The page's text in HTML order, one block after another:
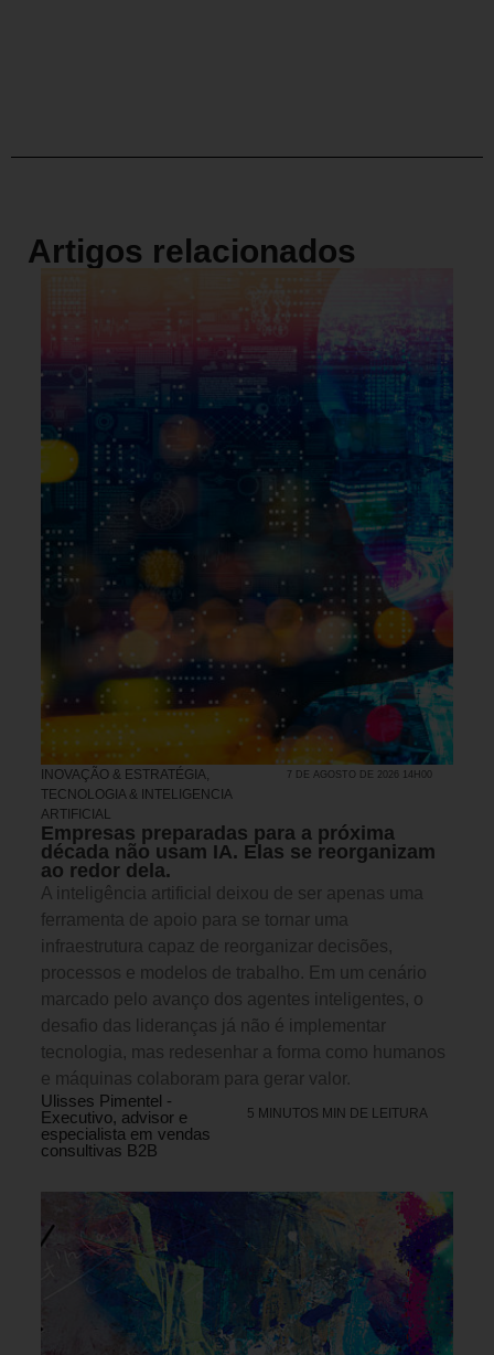
Artigos relacionados
INOVAÇÃO & ESTRATÉGIA,
TECNOLOGIA & INTELIGENCIA
ARTIFICIAL
7 DE AGOSTO DE 2026 14H00
Empresas preparadas para a próxima
década não usam IA. Elas se reorganizam
ao redor dela.
A inteligência artificial deixou de ser apenas uma
ferramenta de apoio para se tornar uma
infraestrutura capaz de reorganizar decisões,
processos e modelos de trabalho. Em um cenário
marcado pelo avanço dos agentes inteligentes, o
desafio das lideranças já não é implementar
tecnologia, mas redesenhar a forma como humanos
e máquinas colaboram para gerar valor.
Ulisses Pimentel -
Executivo, advisor e
especialista em vendas
consultivas B2B
5 MINUTOS MIN DE LEITURA